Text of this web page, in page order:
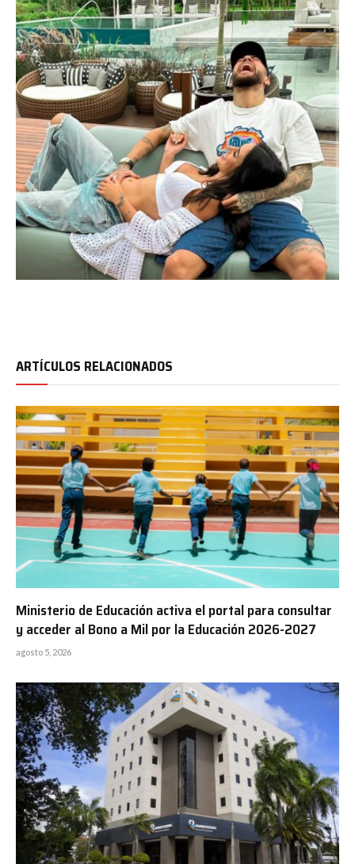
ARTÍCULOS RELACIONADOS
Ministerio de Educación activa el portal para consultar
y acceder al Bono a Mil por la Educación 2026-2027
agosto 5, 2026